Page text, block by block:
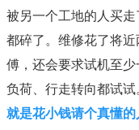
被另一个工地的人买
都碎了。维修花了将
傅，还会要求试机至
负荷、行走转向都试试
就是花小钱请个真懂